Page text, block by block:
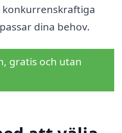
konkurrenskraftiga
dina behov.
gratis och utan